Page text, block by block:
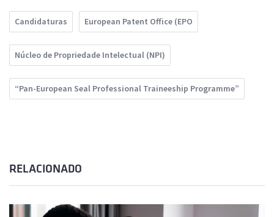
Candidaturas European Patent Office (EPO
Núcleo de Propriedade Intelectual (NPI)
“Pan-European Seal Professional Traineeship Programme”
RELACIONADO